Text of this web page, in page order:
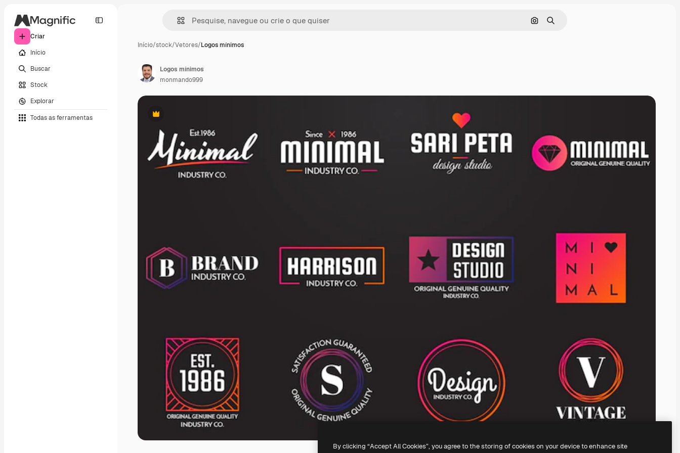
Criar
Início
Buscar
Stock
Explorar
Todas as ferramentas
Pesquisar por imagem
Buscar
Início/stock/Vetores/Logos mínimos
Premium
Logos mínimos
monmando999
By clicking “Accept All Cookies”, you agree to the storing of cookies on your device to enhance site